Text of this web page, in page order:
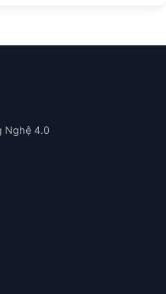
Nghệ 4.0